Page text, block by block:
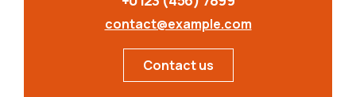
contact@example.com
Contact us